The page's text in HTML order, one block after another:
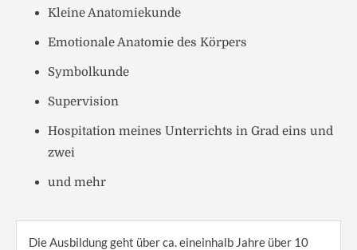
Kleine Anatomiekunde
Emotionale Anatomie des Körpers
Symbolkunde
Supervision
Hospitation meines Unterrichts in Grad eins und
zwei
und mehr
Die Ausbildung geht über ca. eineinhalb Jahre über 10